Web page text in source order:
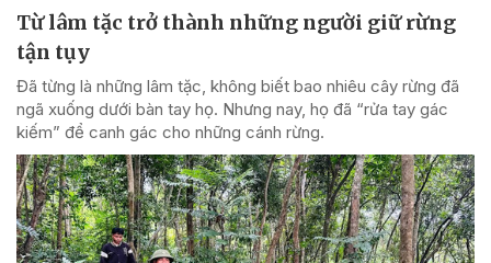
Từ lâm tặc trở thành những người giữ rừng
tận tụy
Đã từng là những lâm tặc, không biết bao nhiêu cây rừng đã
ngã xuống dưới bàn tay họ. Nhưng nay, họ đã “rửa tay gác
kiếm” để canh gác cho những cánh rừng.